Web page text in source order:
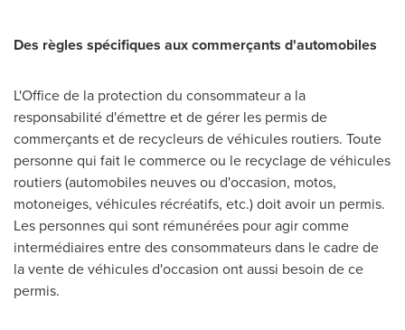
Des règles spécifiques aux commerçants d'automobiles
L'Office de la protection du consommateur a la
responsabilité d'émettre et de gérer les permis de
commerçants et de recycleurs de véhicules routiers. Toute
personne qui fait le commerce ou le recyclage de véhicules
routiers (automobiles neuves ou d'occasion, motos,
motoneiges, véhicules récréatifs, etc.) doit avoir un permis.
Les personnes qui sont rémunérées pour agir comme
intermédiaires entre des consommateurs dans le cadre de
la vente de véhicules d'occasion ont aussi besoin de ce
permis.